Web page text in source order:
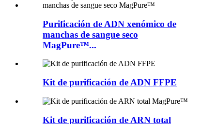
Purificación de ADN xenómico de
manchas de sangue seco
MagPure™...
Kit de purificación de ADN FFPE
Kit de purificación de ARN total